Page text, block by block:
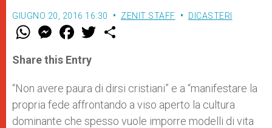
GIUGNO 20, 2016 16:30 ZENIT STAFF DICASTERI
W
t
s
p
p
M
e
s
e
g
e
r
F
a
e
b
o
k
w
r
Share this Entry
“Non avere paura di dirsi cristiani” e a “manifestare la
propria fede affrontando a viso aperto la cultura
dominante che spesso vuole imporre modelli di vita